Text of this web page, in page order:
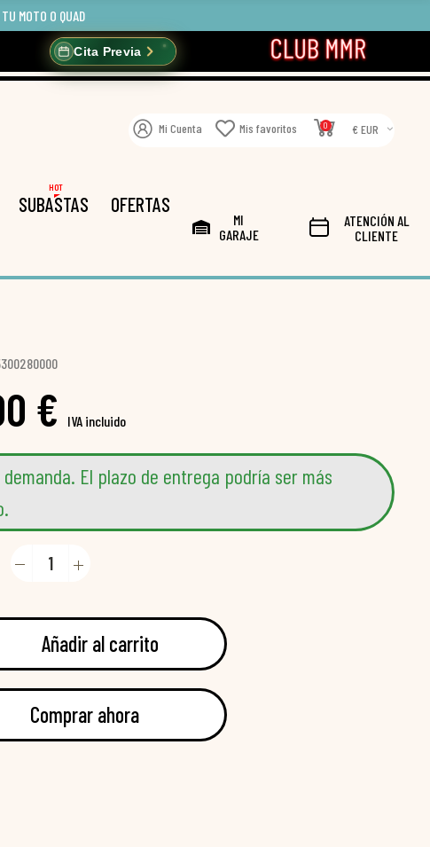
MOTO O QUAD
Cita Previa
Mi Cuenta Mis favoritos 0 € EUR
SUBASTAS
HOT
OFERTAS
MI
GARAJE
ATENCIÓN AL
CLIENTE
€ IVA incluido
demanda. El plazo de entrega podría ser más
Añadir al carrito
Comprar ahora